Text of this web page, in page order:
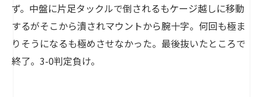
ず。中盤に片足タックルで倒されるもケージ越しに移動
するがそこから潰されマウントから腕十字。何回も極ま
りそうになるも極めさせなかった。最後抜いたところで
終了。3-0判定負け。